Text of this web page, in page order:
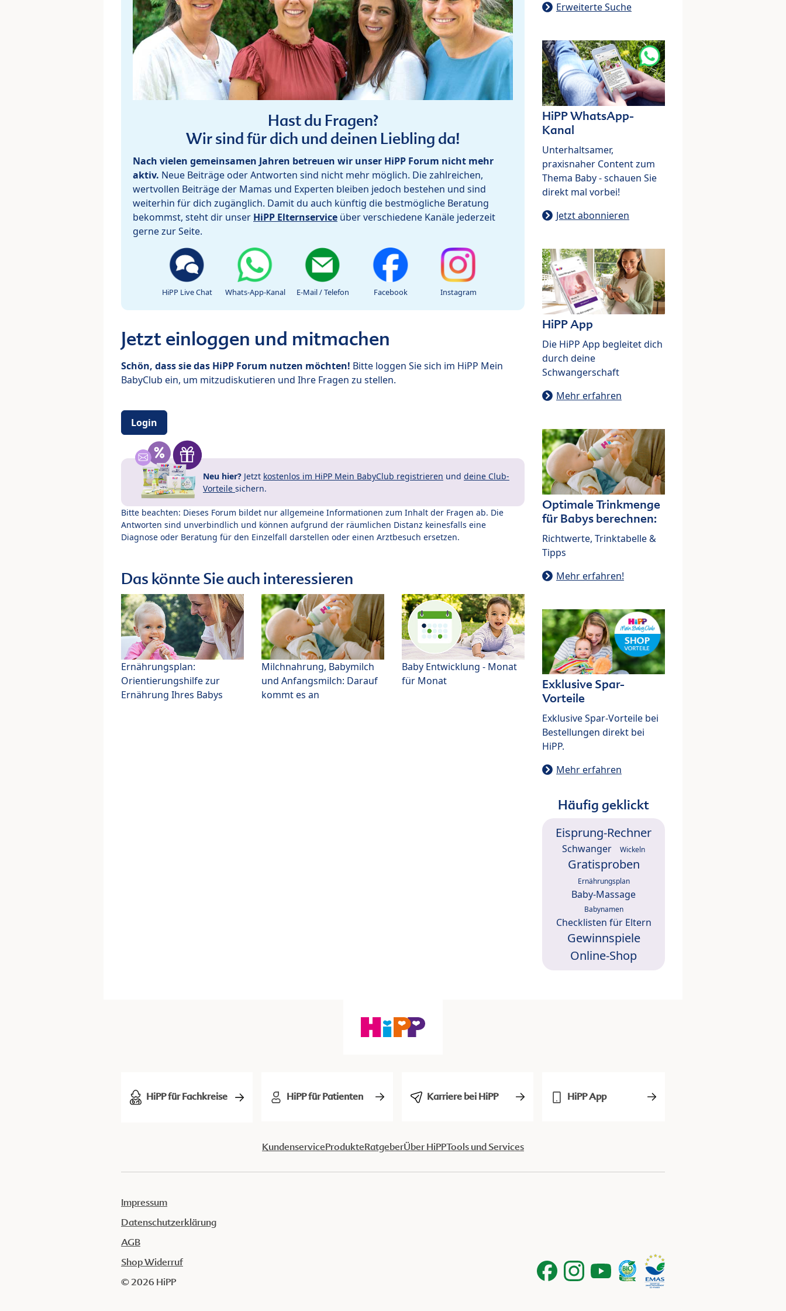
Hast du Fragen?
Wir sind für dich und deinen Liebling da!
Nach vielen gemeinsamen Jahren betreuen wir unser HiPP Forum nicht mehr
aktiv. Neue Beiträge oder Antworten sind nicht mehr möglich. Die zahlreichen,
wertvollen Beiträge der Mamas und Experten bleiben jedoch bestehen und sind
weiterhin für dich zugänglich. Damit du auch künftig die bestmögliche Beratung
bekommst, steht dir unser HiPP Elternservice über verschiedene Kanäle jederzeit
gerne zur Seite.
HiPP Live Chat Whats-App-Kanal E-Mail / Telefon Facebook Instagram
Jetzt einloggen und mitmachen
Schön, dass sie das HiPP Forum nutzen möchten! Bitte loggen Sie sich im HiPP Mein
BabyClub ein, um mitzudiskutieren und Ihre Fragen zu stellen.
Login
Neu hier? Jetzt kostenlos im HiPP Mein BabyClub registrieren und deine Club-
Vorteile sichern.
Bitte beachten: Dieses Forum bildet nur allgemeine Informationen zum Inhalt der Fragen ab. Die
Antworten sind unverbindlich und können aufgrund der räumlichen Distanz keinesfalls eine
Diagnose oder Beratung für den Einzelfall darstellen oder einen Arztbesuch ersetzen.
Das könnte Sie auch interessieren
Ernährungsplan:
Orientierungshilfe zur
Ernährung Ihres Babys
Milchnahrung, Babymilch
und Anfangsmilch: Darauf
kommt es an
Baby Entwicklung - Monat
für Monat
Erweiterte Suche
HiPP WhatsApp-
Kanal
Unterhaltsamer,
praxisnaher Content zum
Thema Baby - schauen Sie
direkt mal vorbei!
Jetzt abonnieren
HiPP App
Die HiPP App begleitet dich
durch deine
Schwangerschaft
Mehr erfahren
Optimale Trinkmenge
für Babys berechnen:
Richtwerte, Trinktabelle &
Tipps
Mehr erfahren!
Exklusive Spar-
Vorteile
Exklusive Spar-Vorteile bei
Bestellungen direkt bei
HiPP.
Mehr erfahren
Häufig geklickt
Eisprung-Rechner
Schwanger Wickeln
Gratisproben
Ernährungsplan
Baby-Massage
Babynamen
Checklisten für Eltern
Gewinnspiele
Online-Shop
HiPP für Fachkreise HiPP für Patienten Karriere bei HiPP HiPP App
KundenserviceProdukteRatgeberÜber HiPPTools und Services
Impressum
Datenschutzerklärung
AGB
Shop Widerruf
© 2026 HiPP